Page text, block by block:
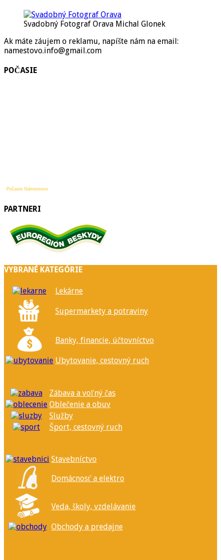
Svadobný Fotograf Orava Michal Glonek
Ak máte záujem o reklamu, napíšte nám na email:
namestovo.info@gmail.com
POČASIE
Počasie Námestovo
PARTNERI
VYBRANÉ KATEGÓRIE
Lekárne
Supermarkety a potraviny
Banky, financie, účtovníctvo
Ubytovanie, cestovný ruch
Zábava a voľný čas
Oblečenie a obuv
Služby
Šport, cestovný ruch
Stavebníctvo
Domácnosť a elektro
Veda, školy, vzdelávanie
Obchody a predajne